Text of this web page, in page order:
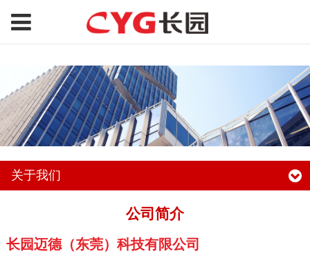
关于我们
公司简介
长园迈德（东莞）科技有限公司